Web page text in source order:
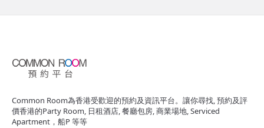
Common Room為香港受歡迎的預約及資訊平台。讓你尋找, 預約及評
價香港的Party Room, 日租酒店, 餐廳包房, 商業場地, Serviced
Apartment，船P 等等